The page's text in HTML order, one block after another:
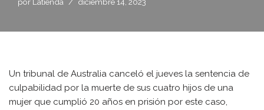
Un tribunal de Australia canceló el jueves la sentencia de
culpabilidad por la muerte de sus cuatro hijos de una
mujer que cumplió 20 años en prisión por este caso,